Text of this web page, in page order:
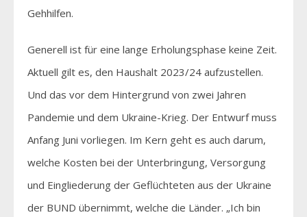
Gehhilfen.
Generell ist für eine lange Erholungsphase keine Zeit.
Aktuell gilt es, den Haushalt 2023/24 aufzustellen.
Und das vor dem Hintergrund von zwei Jahren
Pandemie und dem Ukraine-Krieg. Der Entwurf muss
Anfang Juni vorliegen. Im Kern geht es auch darum,
welche Kosten bei der Unterbringung, Versorgung
und Eingliederung der Geflüchteten aus der Ukraine
der BUND übernimmt, welche die Länder. „Ich bin